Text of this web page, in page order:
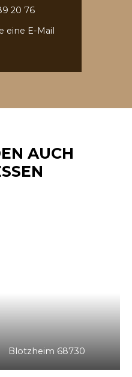
20 76
eine E-Mail
AUCH
Blotzheim 68730